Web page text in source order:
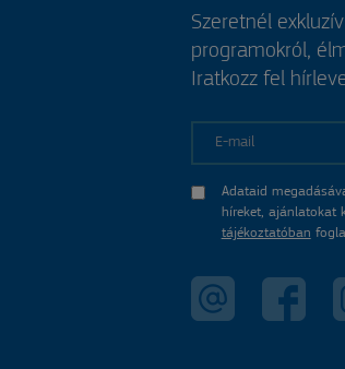
Szeretnél
programokról,
Iratkozz fel
Adataid
híreket, ajánlatokat
tájékoztatóban